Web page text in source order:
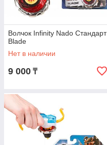
Волчок Infinity Nado Стандарт
Blade
Нет в наличии
9 000 ₸